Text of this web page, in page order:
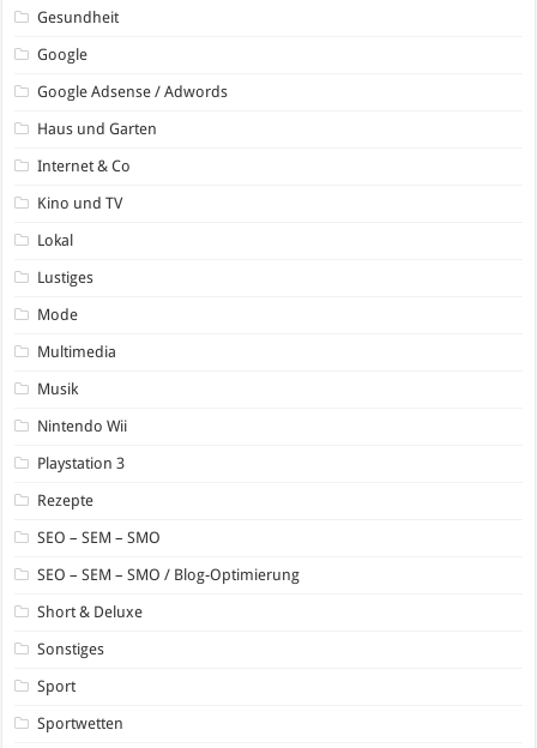
Gesundheit
Google
Google Adsense / Adwords
Haus und Garten
Internet & Co
Kino und TV
Lokal
Lustiges
Mode
Multimedia
Musik
Nintendo Wii
Playstation 3
Rezepte
SEO – SEM – SMO
SEO – SEM – SMO / Blog-Optimierung
Short & Deluxe
Sonstiges
Sport
Sportwetten